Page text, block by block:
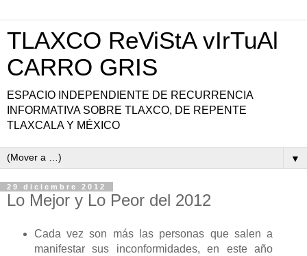
TLAXCO ReViStA vIrTuAl
CARRO GRIS
ESPACIO INDEPENDIENTE DE RECURRENCIA
INFORMATIVA SOBRE TLAXCO, DE REPENTE
TLAXCALA Y MÉXICO
▼
29 diciembre 2012
Lo Mejor y Lo Peor del 2012
Cada vez son más las personas que salen a
manifestar sus inconformidades, en este año